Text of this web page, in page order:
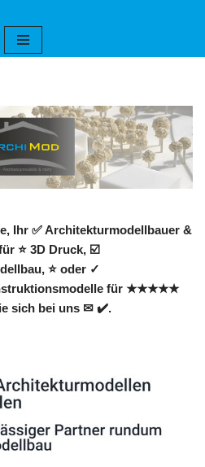
Ihr ✅ Architekturmodellbauer &
⭐ 3D Druck, ☑️
⭐ oder ✓
für ★★★★★
sich bei uns ✉ ✔️.